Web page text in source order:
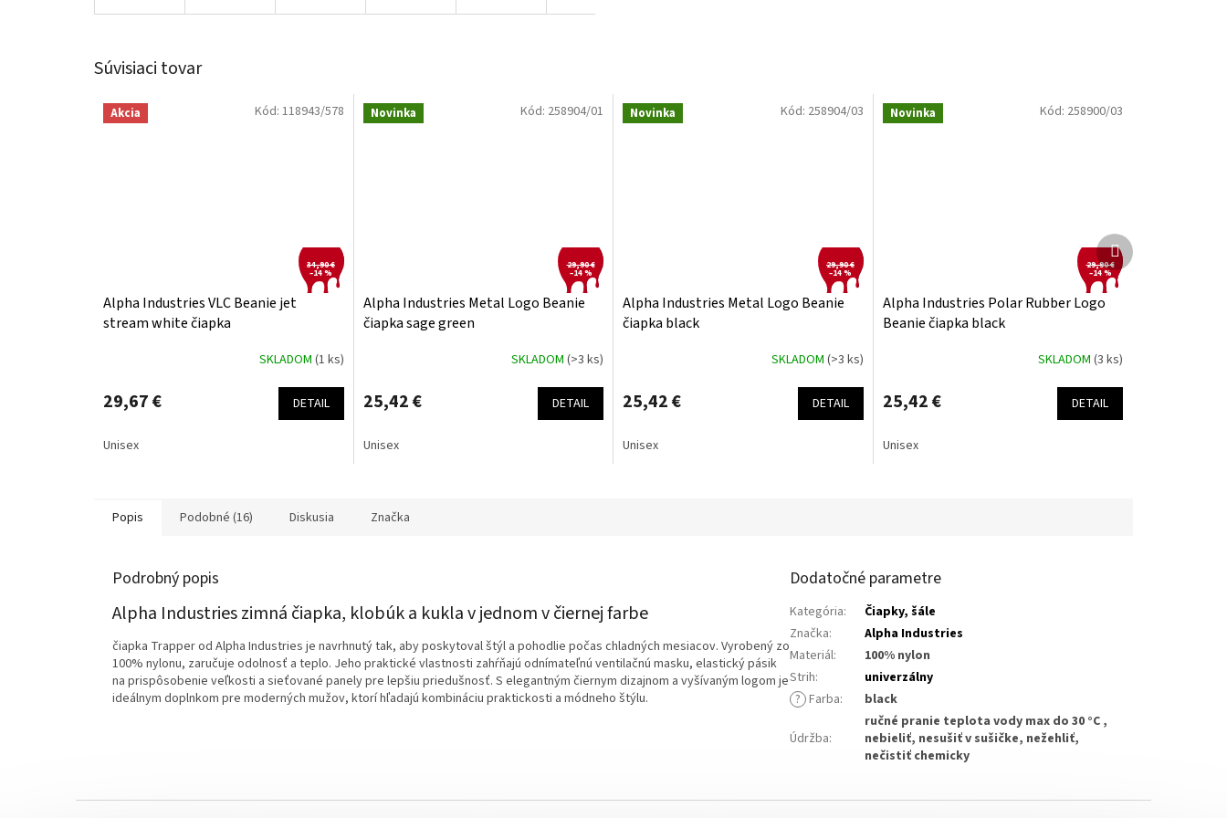
Súvisiaci tovar
Akcia
34,90 €
–14 %
Alpha Industries VLC Beanie jet
stream white čiapka
SKLADOM (1 ks)
29,67 € DETAIL
Unisex
Kód: 118943/578 Novinka
29,90 €
–14 %
Alpha Industries Metal Logo Beanie
čiapka sage green
SKLADOM (>3 ks)
25,42 € DETAIL
Unisex
Kód: 258904/01 Novinka
29,90 €
–14 %
Alpha Industries Metal Logo Beanie
čiapka black
SKLADOM (>3 ks)
25,42 € DETAIL
Unisex
Kód: 258904/03 Novinka
29,90 €
–14 %
Alpha Industries Polar Rubber Logo
Beanie čiapka black
SKLADOM (3 ks)
25,42 € DETAIL
Unisex
Kód: 258900/03
Ďalší
produkt
Popis Podobné (16) Diskusia Značka
Podrobný popis
Alpha Industries zimná čiapka, klobúk a kukla v jednom v čiernej farbe
čiapka Trapper od Alpha Industries je navrhnutý tak, aby poskytoval štýl a pohodlie počas chladných mesiacov. Vyrobený zo
100% nylonu, zaručuje odolnosť a teplo. Jeho praktické vlastnosti zahŕňajú odnímateľnú ventilačnú masku, elastický pásik
na prispôsobenie veľkosti a sieťované panely pre lepšiu priedušnosť. S elegantným čiernym dizajnom a vyšívaným logom je
ideálnym doplnkom pre moderných mužov, ktorí hľadajú kombináciu praktickosti a módneho štýlu.
Dodatočné parametre
Kategória:
Čiapky, šále
Značka:
Alpha Industries
Materiál:
100% nylon
Strih:
univerzálny
? Farba: black
Údržba:
ručné pranie teplota vody max do 30 °C ,
nebieliť, nesušiť v sušičke, nežehliť,
nečistiť chemicky